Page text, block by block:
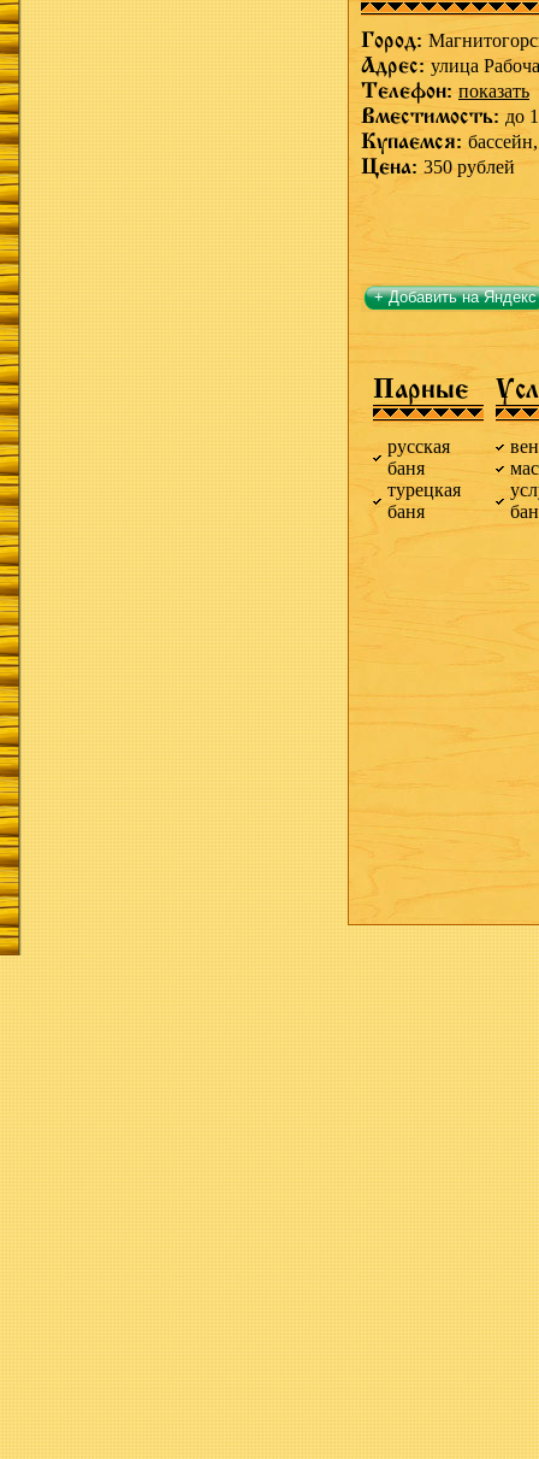
Город:
Адрес: улица
Телефон: показать
Вместимость: до
Купаемся:
Цена: 350 рублей
+ Добавить на Яндекс
Парные
русская
баня
турецкая
баня